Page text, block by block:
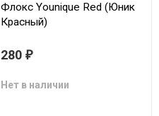
Флокс Younique Red (Юник
Красный)
280 ₽
Нет в наличии